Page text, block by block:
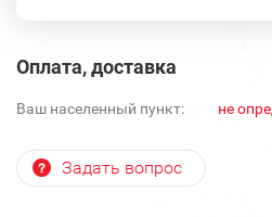
Оплата, доставка
Ваш населенный пункт: не
Задать вопрос